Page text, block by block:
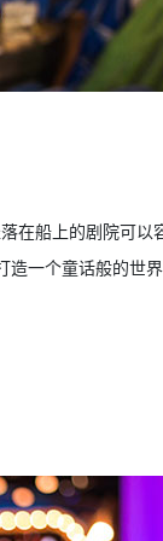
在船上的剧院可以
造一个童话般的世